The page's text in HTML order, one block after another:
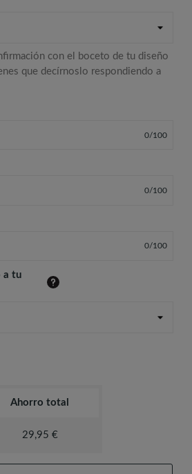
con el boceto de tu diseño
que decírnoslo respondiendo a
0/100
0/100
0/100
a tu
Ahorro total
29,95 €